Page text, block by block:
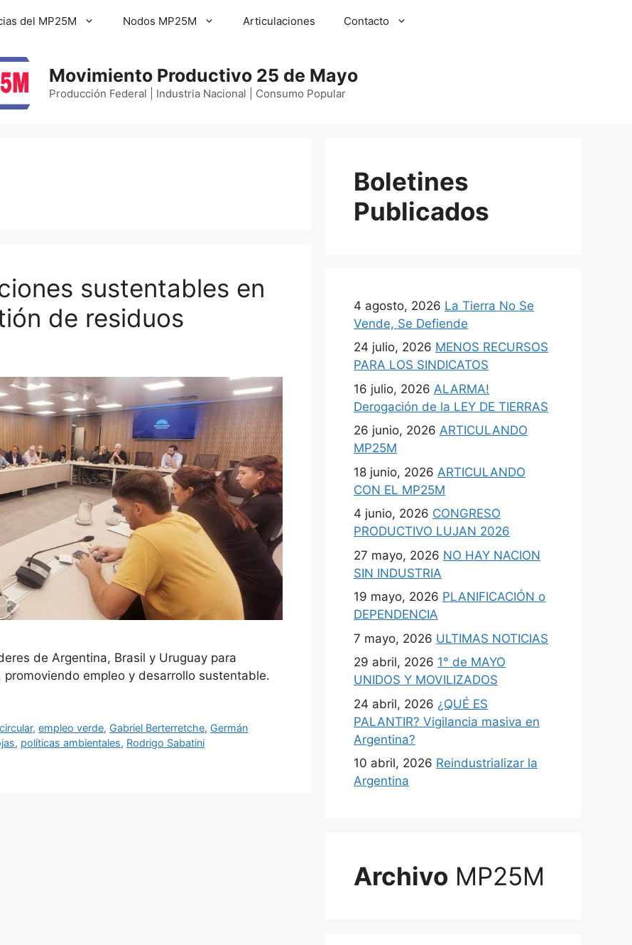
del MP25M Nodos MP25M Articulaciones Contacto
Movimiento Productivo 25 de Mayo
Producción Federal | Industria Nacional | Consumo Popular
sustentables en
de residuos
de Argentina, Brasil y Uruguay para
empleo y desarrollo sustentable.
,empleo verde, Gabriel Berterretche, Germán
, políticas ambientales, Rodrigo Sabatini
Boletines
Publicados
4 agosto, 2026 La Tierra No Se
Vende, Se Defiende
24 julio, 2026 MENOS RECURSOS
PARA LOS SINDICATOS
16 julio, 2026 ALARMA!
Derogación de la LEY DE TIERRAS
26 junio, 2026 ARTICULANDO
MP25M
18 junio, 2026 ARTICULANDO
CON EL MP25M
4 junio, 2026 CONGRESO
PRODUCTIVO LUJAN 2026
27 mayo, 2026 NO HAY NACION
SIN INDUSTRIA
19 mayo, 2026 PLANIFICACIÓN o
DEPENDENCIA
7 mayo, 2026 ULTIMAS NOTICIAS
29 abril, 2026 1° de MAYO
UNIDOS Y MOVILIZADOS
24 abril, 2026 ¿QUÉ ES
PALANTIR? Vigilancia masiva en
Argentina?
10 abril, 2026 Reindustrializar la
Argentina
Archivo MP25M